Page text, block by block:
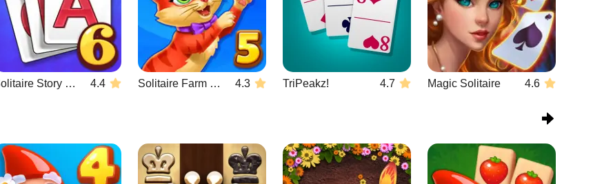
Solitaire Story Tripeaks 6 4.4 Solitaire Farm Seasons 5 4.3 TriPeakz! 4.7 Magic Solitaire 4.6